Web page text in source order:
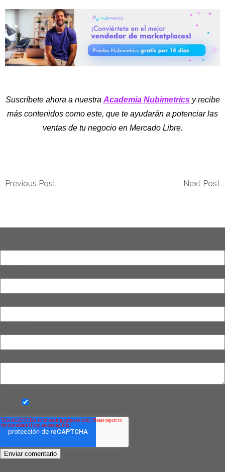
Suscríbete ahora a nuestra Academia Nubimetricsy recibe
más contenidos como este, que te ayudarán a potenciar las
ventas de tu negocio en Mercado Libre.
Previous Post Next Post